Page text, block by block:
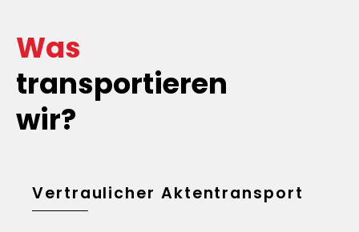
Was
transportieren
wir?
Vertraulicher Aktentransport